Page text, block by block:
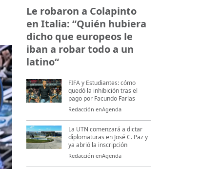
Le robaron a Colapinto
en Italia: “Quién hubiera
dicho que europeos le
iban a robar todo a un
latino“
FIFA y Estudiantes: cómo
quedó la inhibición tras el
pago por Facundo Farías
Redacción enAgenda
La UTN comenzará a dictar
diplomaturas en José C. Paz y
ya abrió la inscripción
Redacción enAgenda